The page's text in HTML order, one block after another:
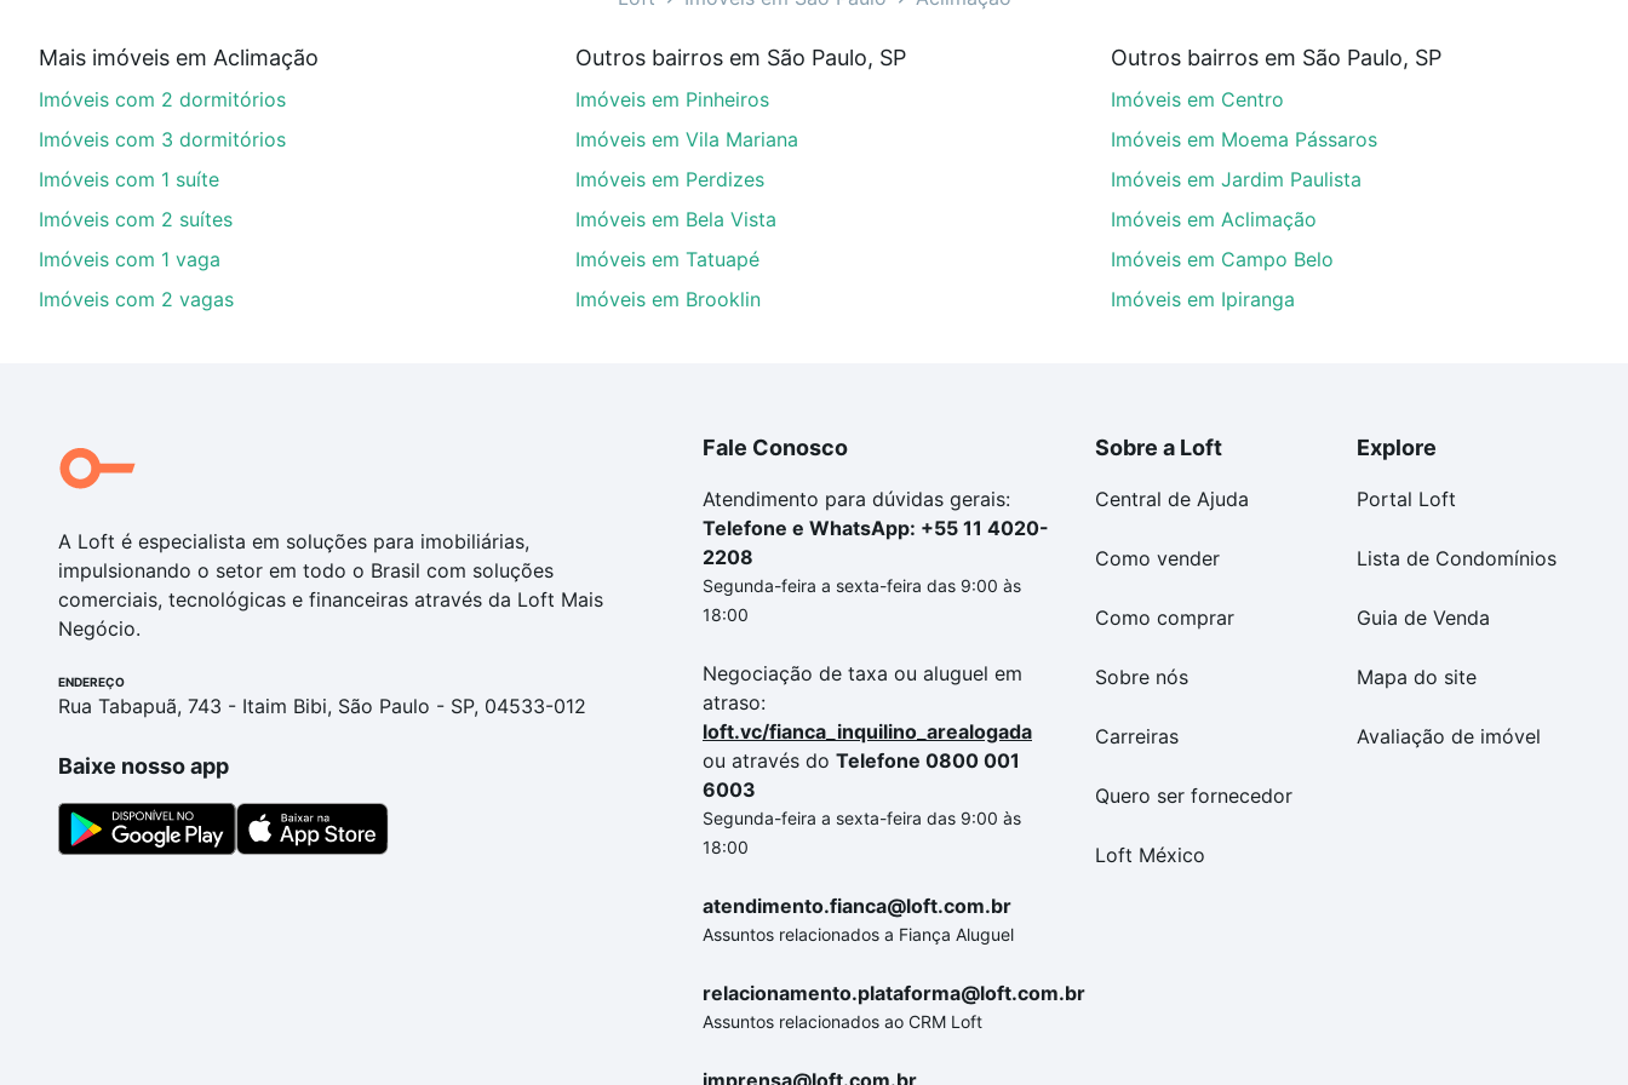
Aqui na Loft temos a oferta ideal para você, com Imóveis à venda em da aclimacao - Aclimação, São Paulo, SP que custam a partir de R$ 0 e com nossas opções de
financiamento imobiliário as parcelas podem se adequar ao seu orçamento. Se ainda tem alguma dúvida dos custos envolvidos no processo de compra, veja em nosso
portal quanto custa comprar um apartamento e conte com a gente para comprar o imóvel dos seus sonhos com segurança e conforto. Loft, com você até as chaves.
Mais imóveis em Aclimação
Imóveis com 2 dormitórios
Imóveis com 3 dormitórios
Imóveis com 1 suíte
Imóveis com 2 suítes
Imóveis com 1 vaga
Imóveis com 2 vagas
Outros bairros em São Paulo, SP
Imóveis em Pinheiros
Imóveis em Vila Mariana
Imóveis em Perdizes
Imóveis em Bela Vista
Imóveis em Tatuapé
Imóveis em Brooklin
Outros bairros em São Paulo, SP
Imóveis em Centro
Imóveis em Moema Pássaros
Imóveis em Jardim Paulista
Imóveis em Aclimação
Imóveis em Campo Belo
Imóveis em Ipiranga
A Loft é especialista em soluções para imobiliárias,
impulsionando o setor em todo o Brasil com soluções
comerciais, tecnológicas e financeiras através da Loft Mais
Negócio.
ENDEREÇO
Rua Tabapuã, 743 - Itaim Bibi, São Paulo - SP, 04533-012
Baixe nosso app
Fale Conosco
Atendimento para dúvidas gerais:
Telefone e WhatsApp: +55 11 4020-
2208
Segunda-feira a sexta-feira das 9:00 às
18:00
Negociação de taxa ou aluguel em
atraso:
loft.vc/fianca_inquilino_arealogada
ou através do Telefone 0800 001
6003
Segunda-feira a sexta-feira das 9:00 às
18:00
atendimento.fianca@loft.com.br
Assuntos relacionados a Fiança Aluguel
relacionamento.plataforma@loft.com.br
Assuntos relacionados ao CRM Loft
imprensa@loft.com.br
Sobre a Loft
Central de Ajuda
Como vender
Como comprar
Sobre nós
Carreiras
Quero ser fornecedor
Loft México
Explore
Portal Loft
Lista de Condomínios
Guia de Venda
Mapa do site
Avaliação de imóvel